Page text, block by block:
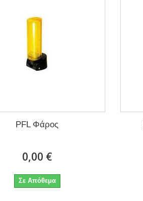
PFL Φάρος
0,00 €
Σε Απόθεμα